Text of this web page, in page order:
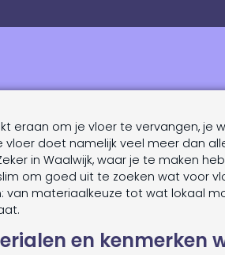
eraan om je vloer te vervangen, je
vloer doet namelijk veel meer dan
in Waalwijk, waar je te maken
om goed uit te zoeken wat voor
van materiaalkeuze tot wat lokaal
en kenmerken